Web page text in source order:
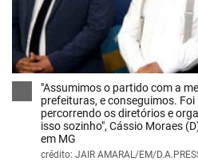
"Assumimos o partido com a
prefeituras, e conseguimos.
percorrendo os diretórios e
isso sozinho", Cássio Moraes
em MG
crédito: JAIR AMARAL/EM/